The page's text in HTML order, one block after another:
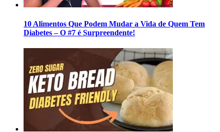
10 Alimentos Que Podem Mudar a Vida de Quem Tem
Diabetes – O #7 é Surpreendente!